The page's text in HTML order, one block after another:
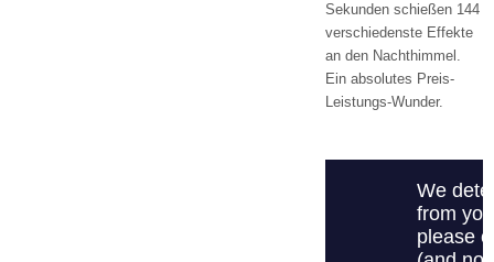
Sekunden schießen 144
verschiedenste Effekte
an den Nachthimmel.
Ein absolutes Preis-
Leistungs-Wunder.